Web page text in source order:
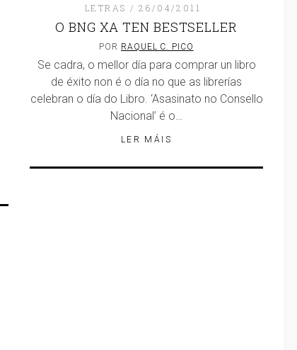
LETRAS 26/04/2011
O BNG XA TEN BESTSELLER
POR RAQUEL C. PICO
Se cadra, o mellor día para comprar un libro
de éxito non é o día no que as librerías
celebran o día do Libro. ‘Asasinato no Consello
Nacional’ é o…
LER MÁIS